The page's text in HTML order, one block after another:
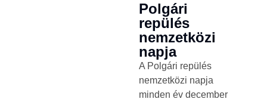
Polgári
repülés
nemzetközi
napja
A Polgári repülés
nemzetközi napja
minden év december